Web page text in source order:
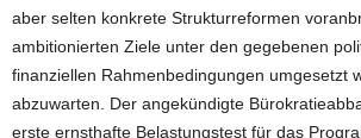
aber selten konkrete Strukturreformen
ambitionierten Ziele unter den gegebenen
finanziellen Rahmenbedingungen umgesetzt
abzuwarten. Der angekündigte
erste ernsthafte Belastungstest für das